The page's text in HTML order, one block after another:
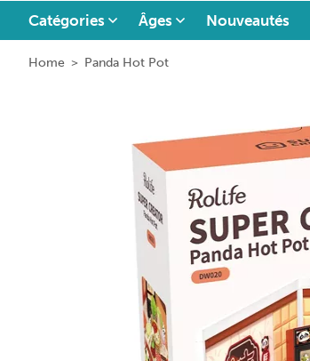
Catégories Âges Nouveautés
Home > Panda Hot Pot